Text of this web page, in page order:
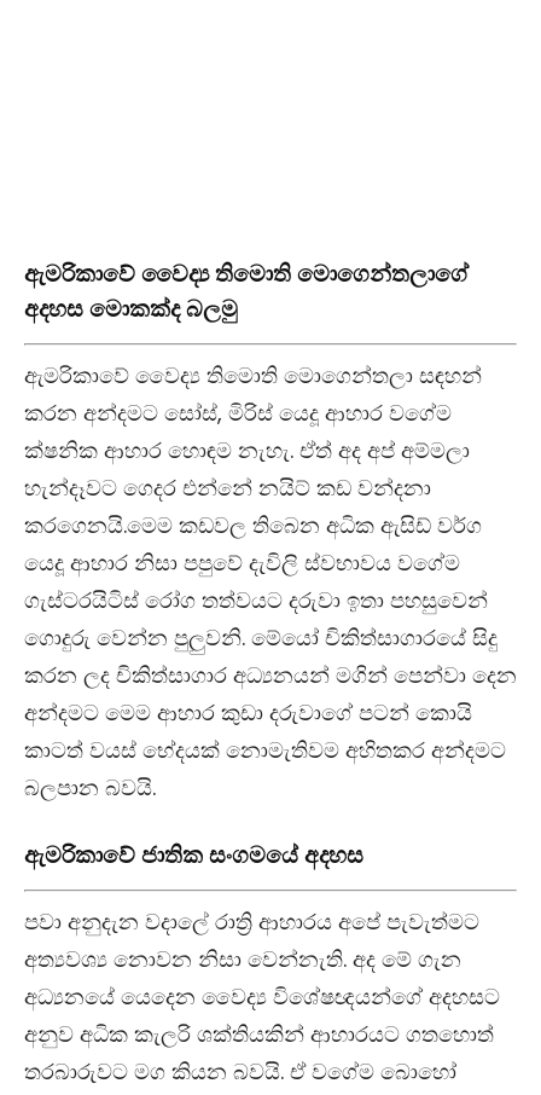
ඇමරිකාවේ වෛද්‍ය තිමොති මොගෙන්තලාගේ
අදහස මොකක්ද බලමු
ඇමරිකාවේ වෛද්‍ය තිමොති මොගෙන්තලා සඳහන්
කරන අන්දමට සෝස්, මිරිස් යෙදූ ආහාර වගේම
ක්ෂනික ආහාර හොඳම නැහැ. ඒත් අද අප් අම්මලා
හැන්දෑවට ගෙදර එන්නේ නයිට් කඩ වන්දනා
කරගෙනයි.මෙම කඩවල තිබෙන අධික ඇසිඩ් වර්ග
යෙදූ ආහාර නිසා පපුවේ දැවිලි ස්වභාවය වගේම
ගැස්ටරයිටිස් රෝග තත්වයට දරුවා ඉතා පහසුවෙන්
ගොදුරු වෙන්න පුලුවනි. මේයෝ චිකිත්සාගාරයේ සිදු
කරන ලද චිකිත්සාගාර අධ්‍යනයන් මගින් පෙන්වා දෙන
අන්දමට මෙම ආහාර කුඩා දරුවාගේ පටන් කොයි
කාටත් වයස් භේදයක් නොමැතිවම අහිතකර අන්දමට
බලපාන බවයි.
ඇමරිකාවේ ජාතික සංගමයේ අදහස
පවා අනුදැන වදාලේ රාත්‍රි ආහාරය අපේ පැවැත්මට
අත්‍යවශ්‍ය නොවන නිසා වෙන්නැති. අද මේ ගැන
අධ්‍යනයේ යෙදෙන වෛද්‍ය විශේෂඥයන්ගේ අදහසට
අනුව අධික කැලරි ශක්තියකින් ආහාරයට ගතහොත්
තරබාරුවට මග කියන බවයි. ඒ වගේම බොහෝ